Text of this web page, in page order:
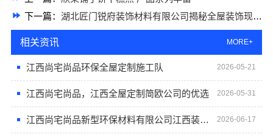
下一篇： 湖北匠门锐府装饰材料有限公司揭秘全屋装饰现代简约多少钱
相关资讯 MORE+
江西尚宅尚品环保全屋定制施工队 2026-05-21
江西尚宅尚品，江西全屋定制简欧公司的优选 2026-05-31
江西尚宅尚品新型环保材料有限公司江西装修原木风全包 2026-06-17